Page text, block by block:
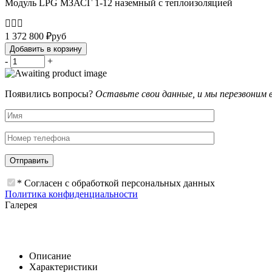
Модуль LPG МЗАСГ 1-12 наземный с теплоизоляцией
1 372 800 ₽руб
Добавить в корзину
- +
Появились вопросы? Оставьте свои данные, и мы перезвоним
* Согласен с обработкой персональных данных
Политика конфиденциальности
Галерея
Описание
Характеристики